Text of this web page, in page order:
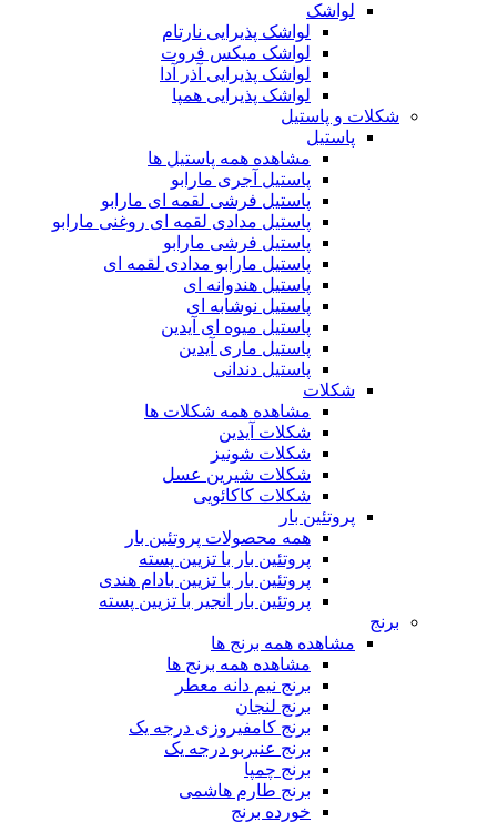
لواشک
لواشک پذیرایی نارتام
لواشک میکس فروت
لواشک پذیرایی آذر آدا
لواشک پذیرایی همپا
شکلات و پاستیل
پاستیل
مشاهده همه پاستیل ها
پاستیل آجری مارابو
پاستیل فرشی لقمه ای مارابو
پاستیل مدادی لقمه ای روغنی مارابو
پاستیل فرشی مارابو
پاستیل مارابو مدادی لقمه ای
پاستیل هندوانه ای
پاستیل نوشابه ای
پاستیل میوه ای آیدین
پاستیل ماری آیدین
پاستیل دندانی
شکلات
مشاهده همه شکلات ها
شکلات آیدین
شکلات شونیز
شکلات شیرین عسل
شکلات کاکائویی
پروتئین بار
همه محصولات پروتئین بار
پروتئین بار با تزیین پسته
پروتئین بار با تزیین بادام هندی
پروتئین بار انجیر با تزیین پسته
برنج
مشاهده همه برنج ها
مشاهده همه برنج ها
برنج نیم دانه معطر
برنج لنجان
برنج کامفیروزی درجه یک
برنج عنبربو درجه یک
برنج چمپا
برنج طارم هاشمی
خورده برنج